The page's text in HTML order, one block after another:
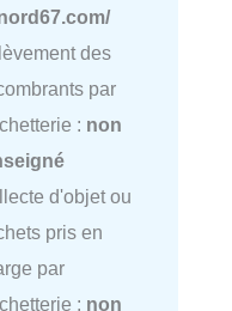
des
par
: non
d'objet ou
pris en
par
: non